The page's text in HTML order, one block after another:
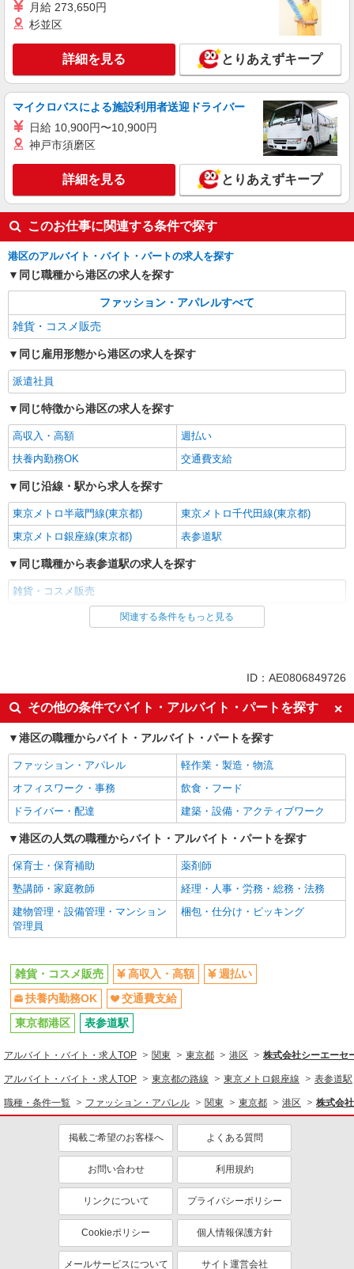
詳細を見る
月給 273,650円
杉並区
詳細を見る とりあえずキープ
マイクロバスによる施設利用者送迎ドライバー
日給 10,900円〜10,900円
神戸市須磨区
詳細を見る とりあえずキープ
このお仕事に関連する条件で探す
港区のアルバイト・バイト・パートの求人を探す
同じ職種から港区の求人を探す
ファッション・アパレルすべて
雑貨・コスメ販売
同じ雇用形態から港区の求人を探す
派遣社員
同じ特徴から港区の求人を探す
高収入・高額
週払い
扶養内勤務OK
交通費支給
同じ沿線・駅から求人を探す
東京メトロ半蔵門線(東京都)
東京メトロ千代田線(東京都)
東京メトロ銀座線(東京都)
表参道駅
同じ職種から表参道駅の求人を探す
雑貨・コスメ販売
同じ雇用形態から表参道駅の求人を探す
高収入・高額
週払い
扶養内勤務OK
交通費支給
ファッション・アパレル
雑貨・コスメ販売
扶養内勤務OK 交通費支給
関連する条件をもっと見る
ID：AE0806849726
その他の条件でバイト・アルバイト・パートを探す
港区の職種からバイト・アルバイト・パートを探す
ファッション・アパレル
軽作業・製造・物流
オフィスワーク・事務
飲食・フード
ドライバー・配達
建築・設備・アクティブワーク
港区の人気の職種からバイト・アルバイト・パートを探す
保育士・保育補助
薬剤師
塾講師・家庭教師
経理・人事・労務・総務・法務
建物管理・設備管理・マンション
管理員
梱包・仕分け・ピッキング
雑貨・コスメ販売 高収入・高額
週払い
扶養内勤務OK
交通費支給
東京都港区
表参道駅
アルバイト・バイト・求人TOP 関東 東京都 港区 株式会社シーエーセ
アルバイト・バイト・求人TOP 東京都の路線 東京メトロ銀座線 表参道駅
職種・条件一覧 ファッション・アパレル 関東 東京都 港区 株式会
掲載ご希望のお客様へ よくある質問
お問い合わせ 利用規約
リンクについて プライバシーポリシー
Cookieポリシー 個人情報保護方針
メールサービスについて サイト運営会社